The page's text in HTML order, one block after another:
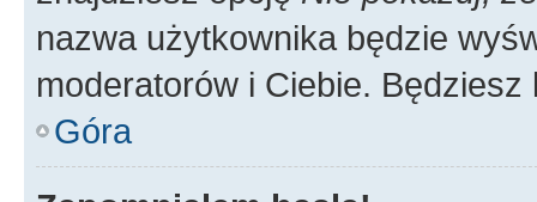
nazwa użytkownika będzie
moderatorów i Ciebie.
Góra